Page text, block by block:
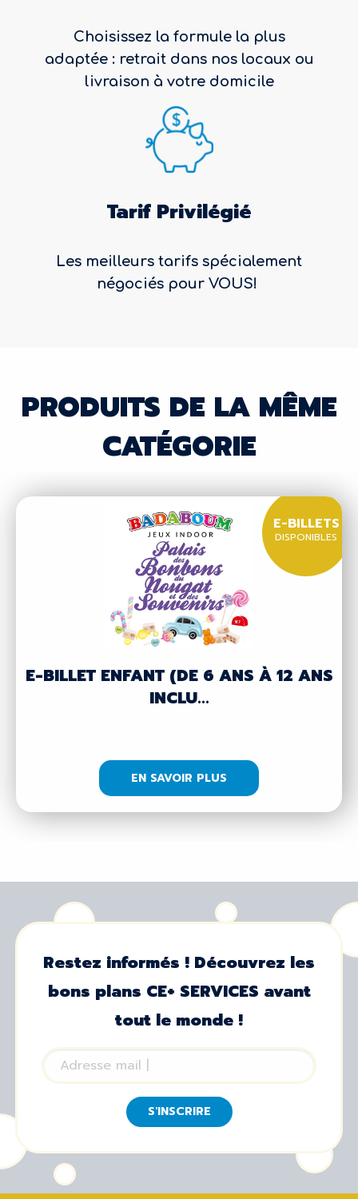
Choisissez la formule la plus
adaptée : retrait dans nos locaux ou
livraison à votre domicile
Tarif Privilégié
Les meilleurs tarifs spécialement
négociés pour VOUS!
PRODUITS DE LA MÊME
CATÉGORIE
E-BILLET ENFANT (DE 6 ANS À 12 ANS
INCLU...
E-BILLETS
DISPONIBLES
EN SAVOIR PLUS
Restez informés ! Découvrez les
bons plans CE+ SERVICES avant
tout le monde !
S'INSCRIRE